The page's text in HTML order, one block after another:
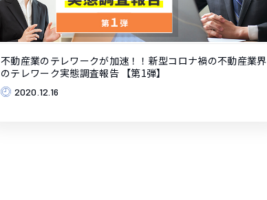
不動産業のテレワークが加速！！新型コロナ禍の不動産業界
のテレワーク実態調査報告 【第1弾】
2020.12.16